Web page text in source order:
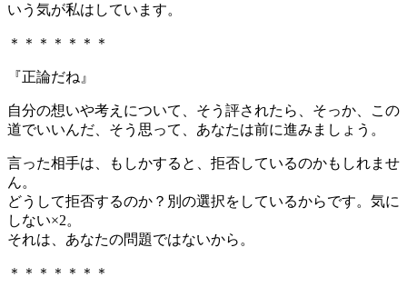
いう気が私はしています。
＊＊＊＊＊＊＊
『正論だね』
自分の想いや考えについて、そう評されたら、そっか、この
道でいいんだ、そう思って、あなたは前に進みましょう。
言った相手は、もしかすると、拒否しているのかもしれませ
ん。
どうして拒否するのか？別の選択をしているからです。気に
しない×2。
それは、あなたの問題ではないから。
＊＊＊＊＊＊＊